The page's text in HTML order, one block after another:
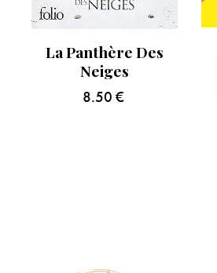
La Panthère Des
Neiges
8.50€